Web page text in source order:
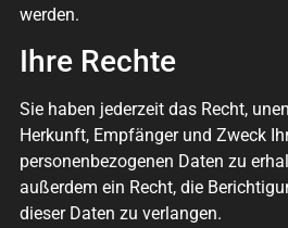
werden.
Ihre Rechte
Sie haben jederzeit das Recht,
Herkunft, Empfänger und Zweck
personenbezogenen Daten zu
außerdem ein Recht, die
dieser Daten zu verlangen.